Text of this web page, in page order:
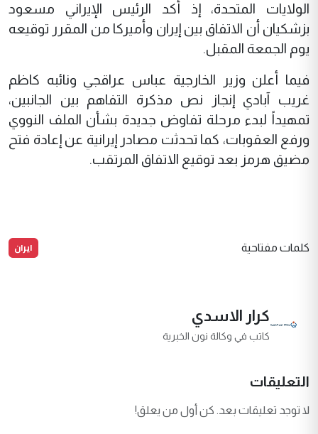
الولايات المتحدة، إذ أكد الرئيس الإيراني مسعود
بزشكيان أن الاتفاق بين إيران وأميركا من المقرر توقيعه
يوم الجمعة المقبل.
فيما أعلن وزير الخارجية عباس عراقجي ونائبه كاظم
غريب آبادي إنجاز نص مذكرة التفاهم بين الجانبين،
تمهيداً لبدء مرحلة تفاوض جديدة بشأن الملف النووي
ورفع العقوبات، كما تحدثت مصادر إيرانية عن إعادة فتح
مضيق هرمز بعد توقيع الاتفاق المرتقب.
كلمات مفتاحية ايران
كرار الاسدي
كاتب في وكالة نون الخبرية
التعليقات
لا توجد تعليقات بعد. كن أول من يعلق!